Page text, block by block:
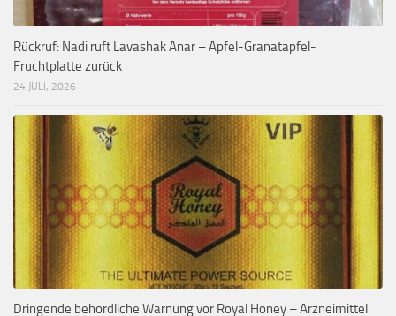
Rückruf: Nadi ruft Lavashak Anar – Apfel-Granatapfel-
Fruchtplatte zurück
24 JULI, 2026
Dringende behördliche Warnung vor Royal Honey – Arzneimittel